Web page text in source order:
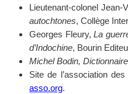
Lieutenant-colonel Jean-
autochtones, Collège
Georges Fleury,La
d’Indochine, Bourin
Michel Bodin,
Site de l’association
asso.org.